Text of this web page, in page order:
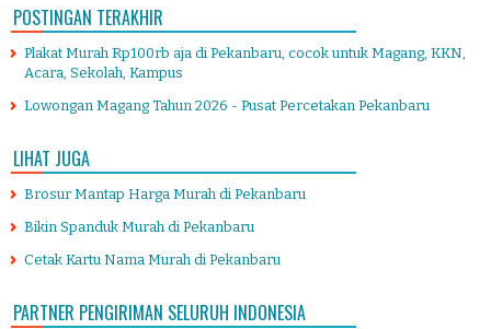
POSTINGAN TERAKHIR
Plakat Murah Rp100rb aja di Pekanbaru, cocok untuk Magang, KKN,
Acara, Sekolah, Kampus
Lowongan Magang Tahun 2026 - Pusat Percetakan Pekanbaru
LIHAT JUGA
Brosur Mantap Harga Murah di Pekanbaru
Bikin Spanduk Murah di Pekanbaru
Cetak Kartu Nama Murah di Pekanbaru
PARTNER PENGIRIMAN SELURUH INDONESIA